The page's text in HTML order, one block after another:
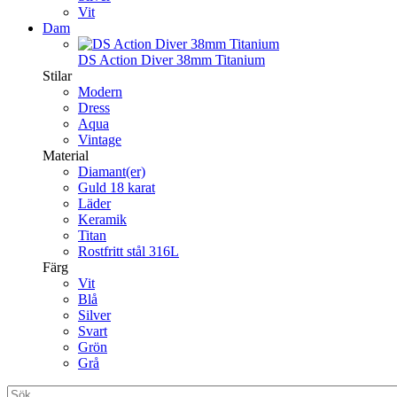
Vit
Dam
DS Action Diver 38mm Titanium
Stilar
Modern
Dress
Aqua
Vintage
Material
Diamant(er)
Guld 18 karat
Läder
Keramik
Titan
Rostfritt stål 316L
Färg
Vit
Blå
Silver
Svart
Grön
Grå